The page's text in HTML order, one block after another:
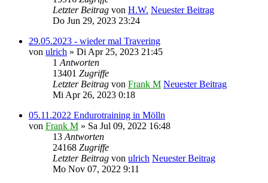
Letzter Beitrag von H.W. Neuester Beitrag
Do Jun 29, 2023 23:24
29.05.2023 - wieder mal Travering
von ulrich » Di Apr 25, 2023 21:45
1 Antworten
13401 Zugriffe
Letzter Beitrag von Frank M Neuester Beitrag
Mi Apr 26, 2023 0:18
05.11.2022 Endurotraining in Mölln
von Frank M » Sa Jul 09, 2022 16:48
13 Antworten
24168 Zugriffe
Letzter Beitrag von ulrich Neuester Beitrag
Mo Nov 07, 2022 9:11